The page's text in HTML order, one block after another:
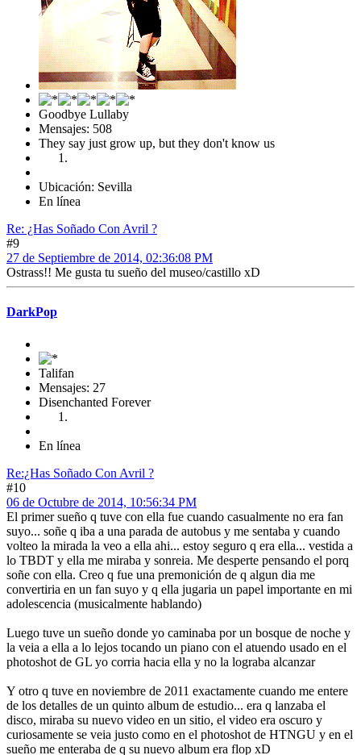
Goodbye Lullaby
Mensajes: 508
They say just grow up, but they don't know us
Ubicación: Sevilla
En línea
Re: ¿Has Soñado Con Avril ?
#9
27 de Septiembre de 2014, 02:36:08 PM
Ostrass!! Me gusta tu sueño del museo/castillo xD
DarkPop
Talifan
Mensajes: 27
Disenchanted Forever
En línea
Re:¿Has Soñado Con Avril ?
#10
06 de Octubre de 2014, 10:56:34 PM
El primer sueño q tuve con ella fue cuando casualmente no era fan
suyo... soñe q iba a una parada de autobus y me sentaba y cuando
volteo la mirada la veo a ella ahi... estoy seguro q era ella... vestida a
lo TBDT y ella me miraba y sonreia. Me desperte pensando el porq
soñe con ella. Creo q fue una premonición de q algun dia me
convertiria en un fan suyo y q ella jugaria un papel importante en mi
adolescencia (musicalmente hablando)
Luego tuve un sueño donde yo caminaba por un bosque de noche y
la veia a ella a lo lejos tocando un piano con el atuendo usado en el
photoshot de GL yo corria hacia ella y no la lograba alcanzar
Y otro q tuve en noviembre de 2011 exactamente cuando me entere
de los detalles de un quinto album de estudio... era q lanzaba el
disco, miraba su nuevo video en un sitio, el video era oscuro y
curiosamente se veia justo como en el photoshot de HTNGU y en el
sueño me enteraba de q su nuevo album era flop xD